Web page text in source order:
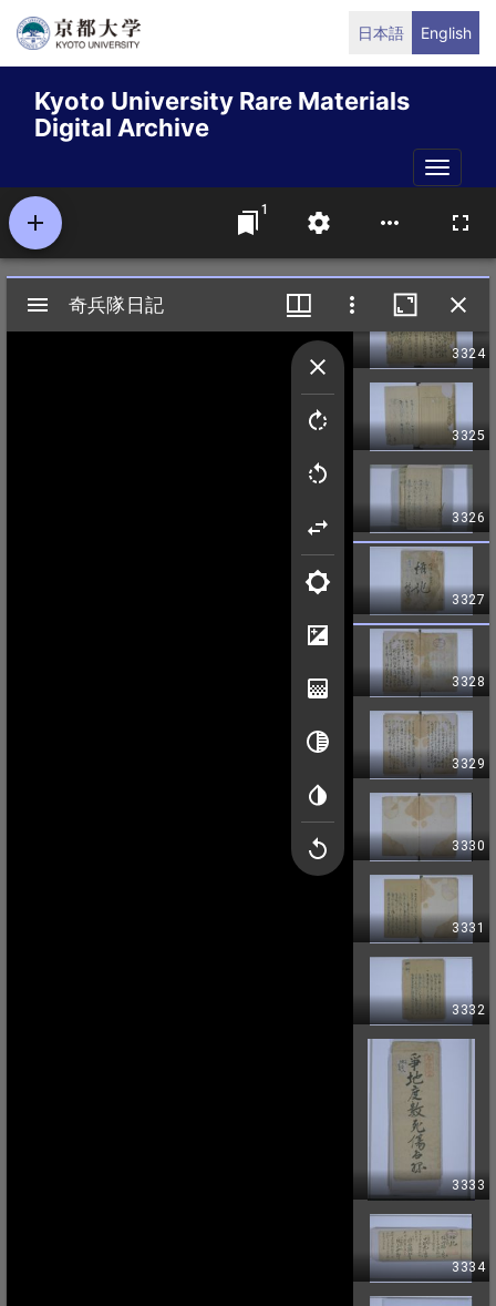
Skip
content
日本語 English
Kyoto University Rare Materials
Digital Archive
Toggle